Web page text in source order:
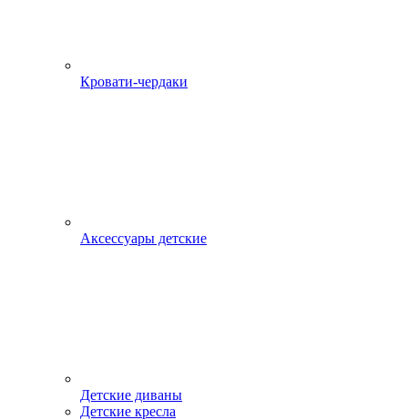
Кровати-чердаки
Аксессуары детские
Детские диваны
Детские кресла